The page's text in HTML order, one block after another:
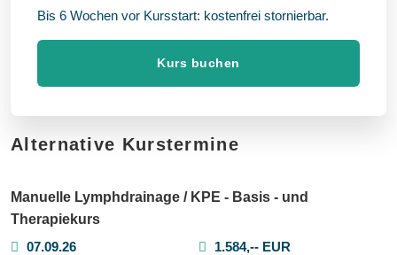
Bis 6 Wochen vor Kursstart: kostenfrei stornierbar.
Kurs buchen
Alternative Kurstermine
Manuelle Lymphdrainage / KPE - Basis - und
Therapiekurs
07.09.26
1.584,-- EUR